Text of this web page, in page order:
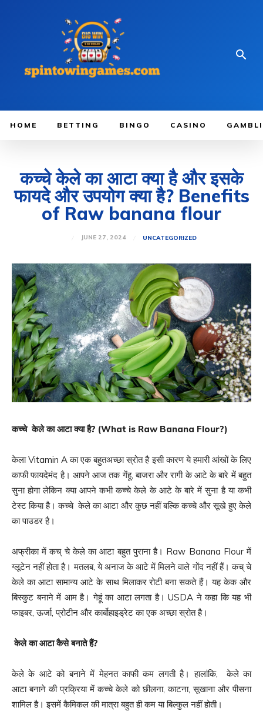
HOME BETTING BINGO CASINO
कच्‍चे केले का आटा क्या है और इसके
फायदे और उपयोग क्या है? Benefits
of Raw banana flour
JUNE 27, 2024 UNCATEGORIZED
कच्चे केले का आटा क्या है? (What is Raw Banana Flour?)
केला Vitamin A का एक बहुतअच्छा स्रोत है इसी कारण ये हमारी आंखों के लिए
काफी फायदेमंद है। आपने आज तक गेंहू, बाजरा और रागी के आटे के बारे में बहुत
सुना होगा लेकिन क्या आपने कभी कच्‍चे केले के आटे के बारे में सुना है या कभी
टेस्ट किया है। कच्‍चे केले का आटा और कुछ नहीं बल्कि कच्चे और सूखे हुए केले
का पाउडर है।
अफ्रीका में कच् चे केले का आटा बहुत पुराना है। Raw Banana Flour में
ग्लूटेन नहीं होता है। मतलब, ये अनाज के आटे में मिलने वाले गोंद नहीं हैं। कच् चे
केले का आटा सामान्य आटे के साथ मिलाकर रोटी बना सकते हैं। यह केक और
बिस्कुट बनाने में आम है। गेहूं का आटा लगता है। USDA ने कहा कि यह भी
फाइबर, ऊर्जा, प्रोटीन और कार्बोहाइड्रेट का एक अच्छा स्रोत है।
केले का आटा कैसे बनाते हैं?
केले के आटे को बनाने में मेहनत काफी कम लगती है। हालांकि, केले का
आटा बनाने की प्रक्रिया में कच्‍चे केले को छीलना, काटना, सूखाना और पीसना
शामिल है। इसमें कैमिकल की मात्रा बहुत ही कम या बिल्कुल नहीं होती।